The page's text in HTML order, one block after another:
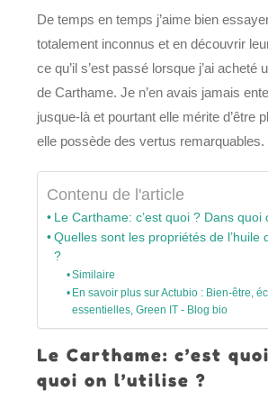
De temps en temps j’aime bien
totalement inconnus et en découvrir
ce qu’il s’est passé lorsque j’ai acheté
de Carthame. Je n’en avais jamais
jusque-là et pourtant elle mérite d’être
elle possède des vertus remarquables.
Contenu de l'article
Le Carthame: c’est quoi ? Dans quoi
Quelles sont les propriétés de l’huile
?
Similaire
En savoir plus sur Actubio : Bien-être,
essentielles, Green IT - Blog bio
Le Carthame: c’est
quoi on l’utilise ?